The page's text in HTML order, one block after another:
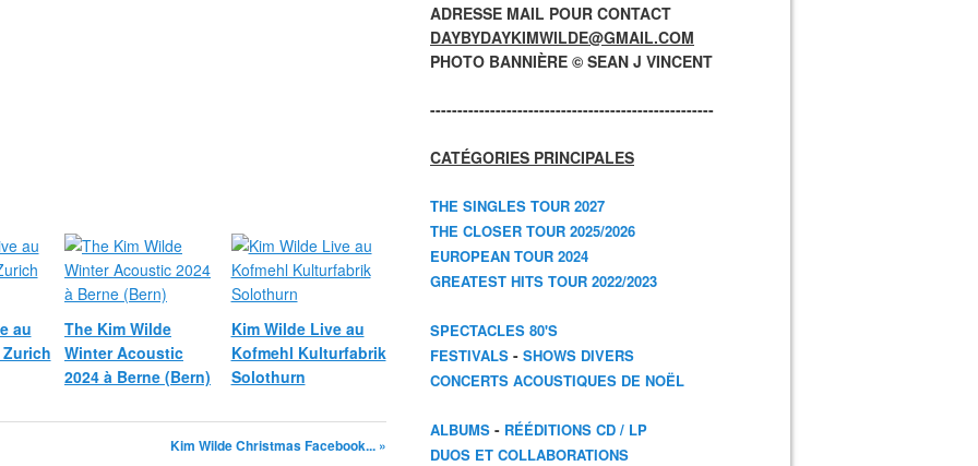
au
The Kim Wilde
Winter Acoustic
2024 à Berne (Bern)
Kim Wilde Live au
Kofmehl Kulturfabrik
Solothurn
Kim Wilde Christmas Facebook... »
ADRESSE MAIL POUR CONTACT
DAYBYDAYKIMWILDE@GMAIL.COM
PHOTO BANNIÈRE © SEAN J VINCENT
----------------------------------------------------
CATÉGORIES PRINCIPALES
THE SINGLES TOUR 2027
THE CLOSER TOUR 2025/2026
EUROPEAN TOUR 2024
GREATEST HITS TOUR 2022/2023
SPECTACLES 80'S
FESTIVALS - SHOWS DIVERS
CONCERTS ACOUSTIQUES DE NOËL
ALBUMS - RÉÉDITIONS CD / LP
DUOS ET COLLABORATIONS